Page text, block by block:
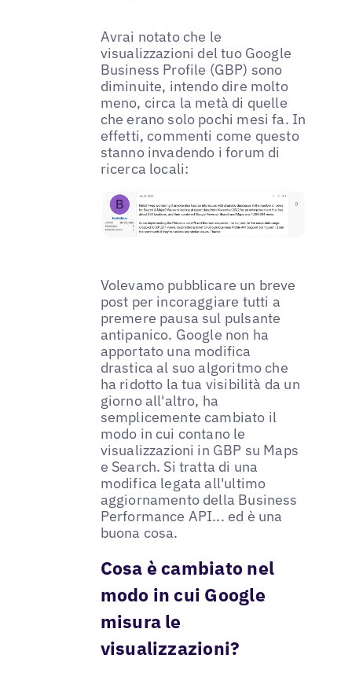
Avrai notato che le
visualizzazioni del tuo Google
Business Profile (GBP) sono
diminuite, intendo dire molto
meno, circa la metà di quelle
che erano solo pochi mesi fa. In
effetti, commenti come questo
stanno invadendo i forum di
ricerca locali:
Volevamo pubblicare un breve
post per incoraggiare tutti a
premere pausa sul pulsante
antipanico. Google non ha
apportato una modifica
drastica al suo algoritmo che
ha ridotto la tua visibilità da un
giorno all'altro, ha
semplicemente cambiato il
modo in cui contano le
visualizzazioni in GBP su Maps
e Search. Si tratta di una
modifica legata all'ultimo
aggiornamento della Business
Performance API... ed è una
buona cosa.
Cosa è cambiato nel
modo in cui Google
misura le
visualizzazioni?